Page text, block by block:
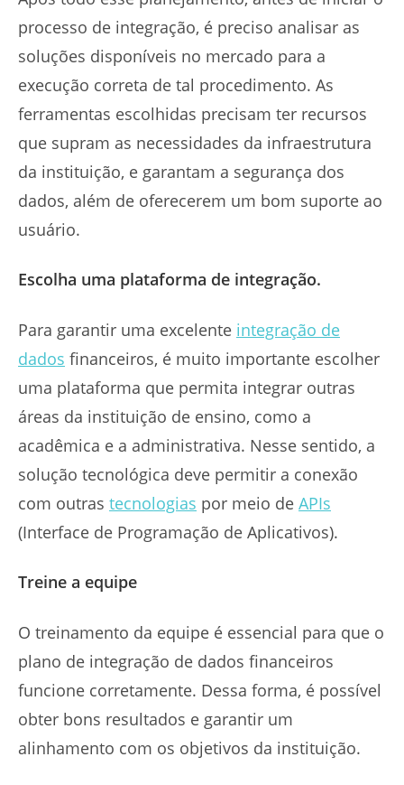
processo de integração, é preciso analisar as
soluções disponíveis no mercado para a
execução correta de tal procedimento. As
ferramentas escolhidas precisam ter recursos
que supram as necessidades da infraestrutura
da instituição, e garantam a segurança dos
dados, além de oferecerem um bom suporte ao
usuário.
Escolha uma plataforma de integração.
Para garantir uma excelente integração de
dados financeiros, é muito importante escolher
uma plataforma que permita integrar outras
áreas da instituição de ensino, como a
acadêmica e a administrativa. Nesse sentido, a
solução tecnológica deve permitir a conexão
com outras tecnologias por meio de APIs
(Interface de Programação de Aplicativos).
Treine a equipe
O treinamento da equipe é essencial para que o
plano de integração de dados financeiros
funcione corretamente. Dessa forma, é possível
obter bons resultados e garantir um
alinhamento com os objetivos da instituição.